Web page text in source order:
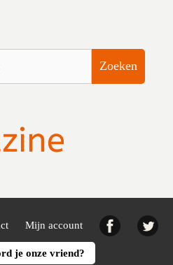
Zoeken
Mijn account Facebook
je onze vriend?